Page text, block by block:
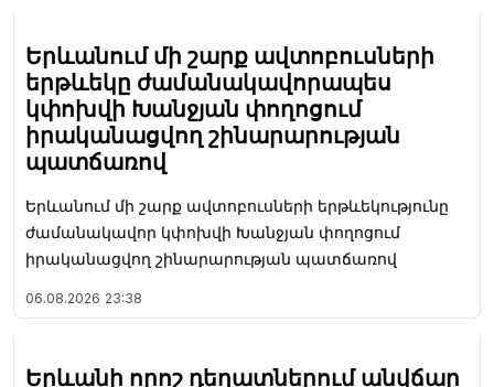
Երևանում մի շարք ավտոբուսների
երթևեկը ժամանակավորապես
կփոխվի Խանջյան փողոցում
իրականացվող շինարարության
պատճառով
Երևանում մի շարք ավտոբուսների երթևեկությունը
ժամանակավոր կփոխվի Խանջյան փողոցում
իրականացվող շինարարության պատճառով
06.08.2026 23:38
Երևանի որոշ դեղատներում անվճար